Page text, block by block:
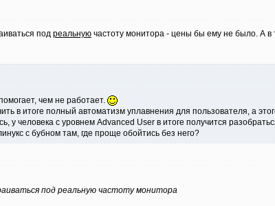
под реальную частоту монитора - цены бы ему не было. А в
чем не работает.
в итоге полный автоматизм уплавнения для пользователя, а
у человека с уровнем Advanced User в итоге получится
с бубном там, где проще обойтись без него?
под реальную частоту монитора